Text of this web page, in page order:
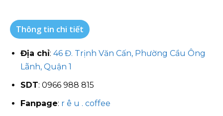
Thông tin chi tiết
Địa chỉ: 46 Đ. Trịnh Văn Cấn, Phường Cầu Ông
Lãnh, Quận 1
SDT: 0966 988 815
Fanpage: r ê u . coffee